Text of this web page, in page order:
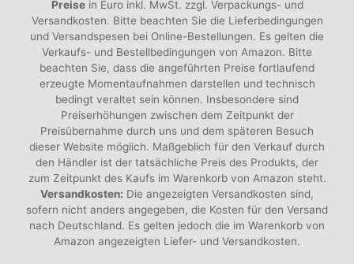
Preisein Euro inkl. MwSt. zzgl. Verpackungs- und
Versandkosten. Bitte beachten Sie die Lieferbedingungen
und Versandspesen bei Online-Bestellungen. Es gelten die
Verkaufs- und Bestellbedingungen von Amazon. Bitte
beachten Sie, dass die angeführten Preise fortlaufend
erzeugte Momentaufnahmen darstellen und technisch
bedingt veraltet sein können. Insbesondere sind
Preiserhöhungen zwischen dem Zeitpunkt der
Preisübernahme durch uns und dem späteren Besuch
dieser Website möglich. Maßgeblich für den Verkauf durch
den Händler ist der tatsächliche Preis des Produkts, der
zum Zeitpunkt des Kaufs im Warenkorb von Amazon steht.
Versandkosten: Die angezeigten Versandkosten sind,
sofern nicht anders angegeben, die Kosten für den Versand
nach Deutschland. Es gelten jedoch die im Warenkorb von
Amazon angezeigten Liefer- und Versandkosten.